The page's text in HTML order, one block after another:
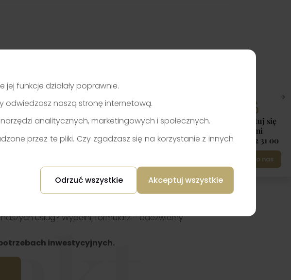
Skontaktuj się
z nami
+48 12 422 31 00
Napisz do nas
usług? Wypełnij formularz – odezwiemy
inwestycyjnych.
jej funkcje działały poprawnie.
odwiedzasz naszą stronę internetową.
analitycznych, marketingowych i społecznych.
przez te pliki. Czy zgadzasz się na korzystanie z innych
Odrzuć wszystkie Akceptuj wszystkie